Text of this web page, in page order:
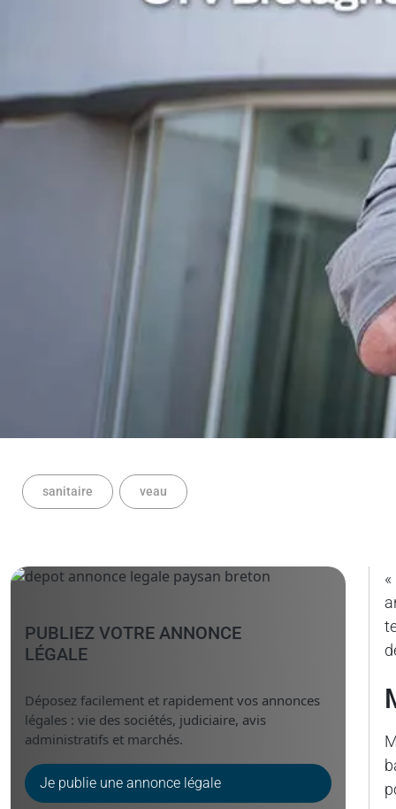
sanitaire veau
PUBLIEZ VOTRE ANNONCE
LÉGALE
Déposez facilement et rapidement vos annonces
légales : vie des sociétés, judiciaire, avis
administratifs et marchés.
Je publie une annonce légale